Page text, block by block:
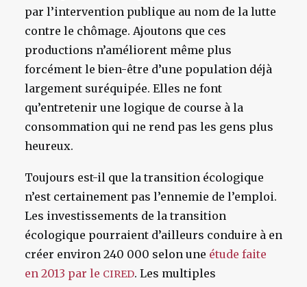
par l’intervention publique au nom de la lutte
contre le chômage. Ajoutons que ces
productions n’améliorent même plus
forcément le bien-être d’une population déjà
largement suréquipée. Elles ne font
qu’entretenir une logique de course à la
consommation qui ne rend pas les gens plus
heureux.
Toujours est-il que la transition écologique
n’est certainement pas l’ennemie de l’emploi.
Les investissements de la transition
écologique pourraient d’ailleurs conduire à en
créer environ 240 000 selon une étude faite
en 2013 par le CIRED. Les multiples